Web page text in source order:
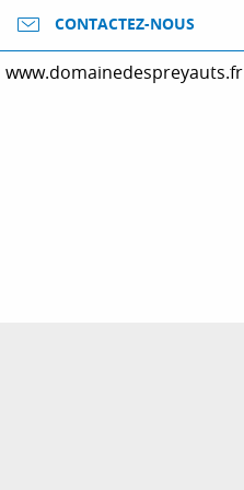
CONTACTEZ-NOUS
www.domainedespreyauts.fr